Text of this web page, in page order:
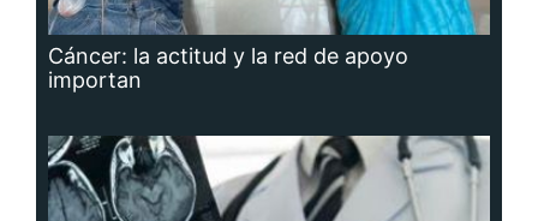
Cáncer: la actitud y la red de apoyo
importan